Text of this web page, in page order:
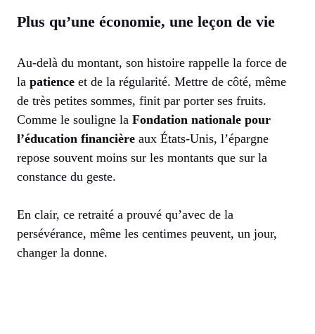
Plus qu’une économie, une leçon de vie
Au-delà du montant, son histoire rappelle la force de
la patience et de la régularité. Mettre de côté, même
de très petites sommes, finit par porter ses fruits.
Comme le souligne la Fondation nationale pour
l’éducation financière aux États-Unis, l’épargne
repose souvent moins sur les montants que sur la
constance du geste.
En clair, ce retraité a prouvé qu’avec de la
persévérance, même les centimes peuvent, un jour,
changer la donne.